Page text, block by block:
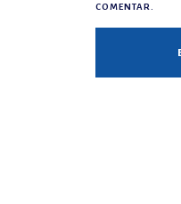
COMENTAR.